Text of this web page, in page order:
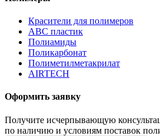
Красители для полимеров
АВС пластик
Полиамиды
Поликарбонат
Полиметилметакрилат
AIRTECH
Оформить заявку
Получите исчерпывающую
по наличию и условиям поставок